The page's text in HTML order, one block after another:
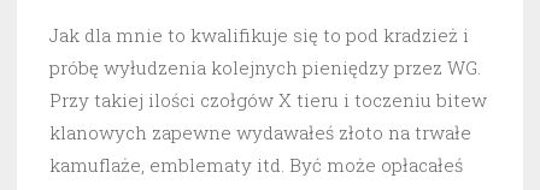
Jak dla mnie to kwalifikuje się to pod kradzież i
próbę wyłudzenia kolejnych pieniędzy przez WG.
Przy takiej ilości czołgów X tieru i toczeniu bitew
klanowych zapewne wydawałeś złoto na trwałe
kamuflaże, emblematy itd. Być może opłacałeś